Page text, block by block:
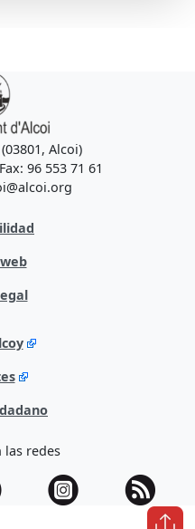
Alcoi)
96 553 71 61
las redes